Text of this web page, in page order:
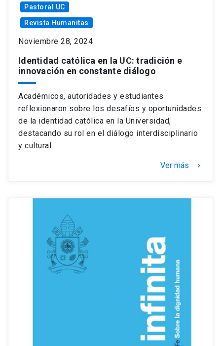
Pastoral UC
Revista Humanitas
Noviembre 28, 2024
Identidad católica en la UC: tradición e
innovación en constante diálogo
Académicos, autoridades y estudiantes
reflexionaron sobre los desafíos y oportunidades
de la identidad católica en la Universidad,
destacando su rol en el diálogo interdisciplinario
y cultural.
Ver más keyboard_arrow_right